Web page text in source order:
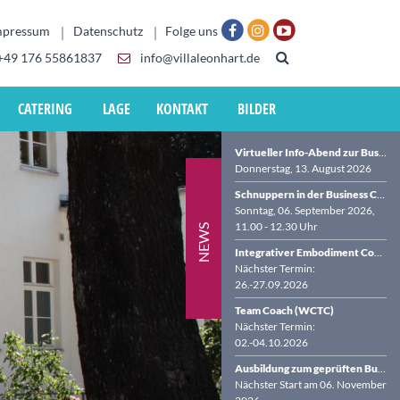
Datenschutz
Folge uns
176 55861837
info@villaleonhart.de
CATERING LAGE KONTAKT BILDER
NEWS
Donnerstag, 13. August 2026
Sonntag, 06. September 2026,
11.00 - 12.30 Uhr
Nächster Termin:
26.-27.09.2026
Team Coach (WCTC)
Nächster Termin:
02.-04.10.2026
Nächster Start am 06. November